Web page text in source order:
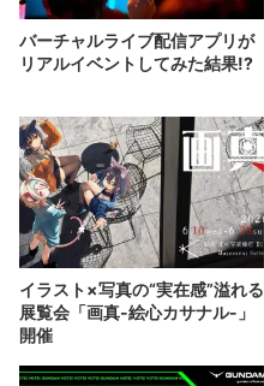
バーチャルライブ配信アプリが
リアルイベントしてみた結果!?
イラスト×写真の“実在感”溢れる
展覧会「画真-絵心カサナル-」
開催